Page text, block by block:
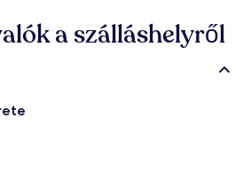
a szálláshelyről